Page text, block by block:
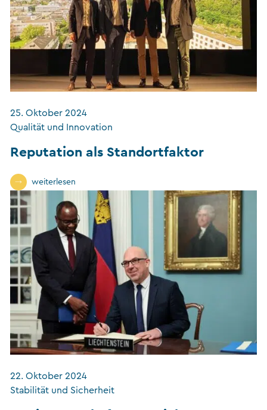
25. Oktober 2024
Qualität und Innovation
Reputation als Standortfaktor
weiterlesen
22. Oktober 2024
Stabilität und Sicherheit